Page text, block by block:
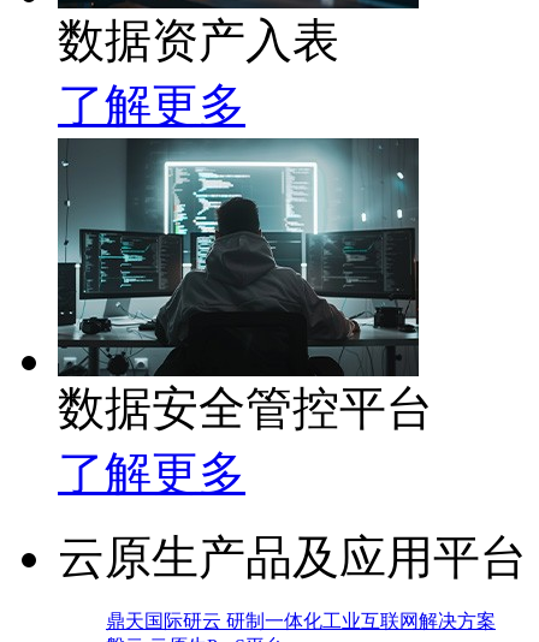
数据资产入表
了解更多
数据安全管控平台
了解更多
云原生产品及应用平台
鼎天国际研云 研制一体化工业互联网解决方案